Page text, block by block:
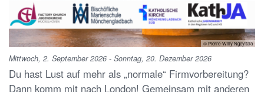
© Pierre-Willy Ngeyitala
Mittwoch, 2. September 2026 - Sonntag, 20. Dezember 2026
Du hast Lust auf mehr als „normale“ Firmvorbereitung?
Dann komm mit nach London! Gemeinsam mit anderen